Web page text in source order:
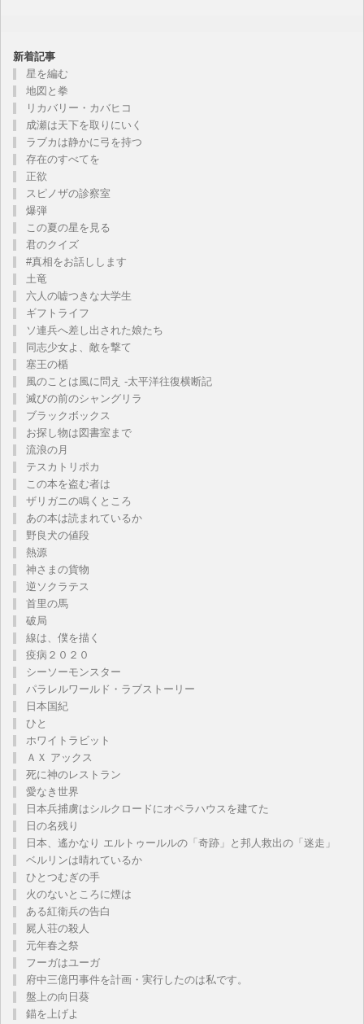
新着記事
星を編む
地図と拳
リカバリー・カバヒコ
成瀬は天下を取りにいく
ラブカは静かに弓を持つ
存在のすべてを
正欲
スピノザの診察室
爆弾
この夏の星を見る
君のクイズ
#真相をお話しします
土竜
六人の嘘つきな大学生
ギフトライフ
ソ連兵へ差し出された娘たち
同志少女よ、敵を撃て
塞王の楯
風のことは風に問え -太平洋往復横断記
滅びの前のシャングリラ
ブラックボックス
お探し物は図書室まで
流浪の月
テスカトリポカ
この本を盗む者は
ザリガニの鳴くところ
あの本は読まれているか
野良犬の値段
熱源
神さまの貨物
逆ソクラテス
首里の馬
破局
線は、僕を描く
疫病２０２０
シーソーモンスター
パラレルワールド・ラブストーリー
日本国紀
ひと
ホワイトラビット
ＡＸ アックス
死に神のレストラン
愛なき世界
日本兵捕虜はシルクロードにオペラハウスを建てた
日の名残り
日本、遙かなり エルトゥールルの「奇跡」と邦人救出の「迷走」
ベルリンは晴れているか
ひとつむぎの手
火のないところに煙は
ある紅衛兵の告白
屍人荘の殺人
元年春之祭
フーガはユーガ
府中三億円事件を計画・実行したのは私です。
盤上の向日葵
錨を上げよ